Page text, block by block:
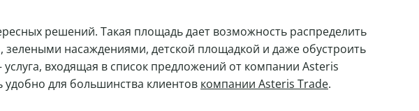
решений. Такая площадь дает возможность распределить
насаждениями, детской площадкой и даже обустроить
входящая в список предложений от компании Asteris
для большинства клиентов компании Asteris Trade.